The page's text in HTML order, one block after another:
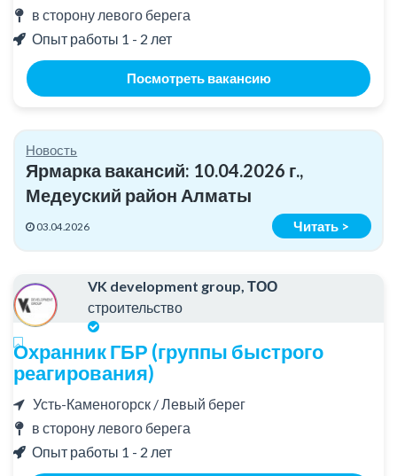
в сторону левого берега
Опыт работы 1 - 2 лет
Посмотреть вакансию
Новость
Ярмарка вакансий: 10.04.2026 г.,
Медеуский район Алматы
Читать >
03.04.2026
VK development group, ТОО
строительство
Охранник ГБР (группы быстрого
реагирования)
Усть-Каменогорск / Левый берег
в сторону левого берега
Опыт работы 1 - 2 лет